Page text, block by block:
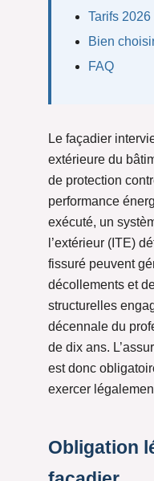
Tarifs 2026
Bien
FAQ
Le façadier
extérieure du
de protection
performance
exécuté, un
l’extérieur (ITE)
fissuré peuvent
décollements et
structurelles
décennale du
de dix ans.
est donc
exercer
Obligation